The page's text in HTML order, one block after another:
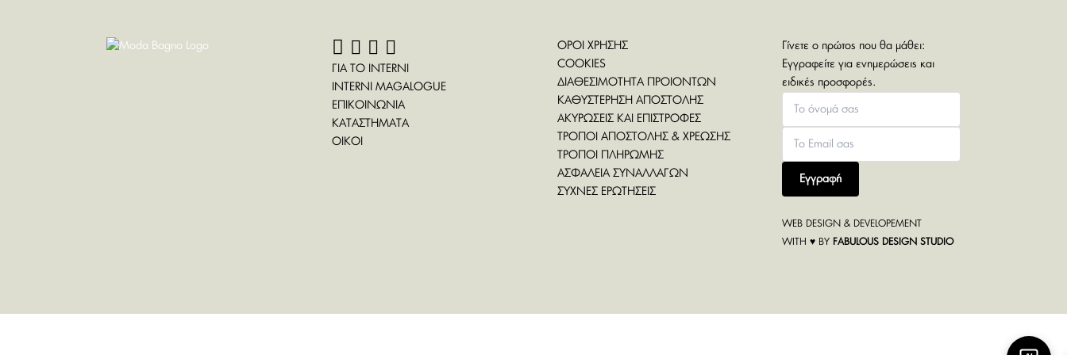
ΓΙΑ ΤΟ INTERNI
INTERNI MAGALOGUE
ΕΠΙΚΟΙΝΩΝΙΑ
ΚΑΤΑΣΤΗΜΑΤΑ
ΟΙΚΟΙ
ΟΡΟΙ ΧΡΗΣΗΣ
COOKIES
ΔΙΑΘΕΣΙΜΟΤΗΤΑ ΠΡΟΙΟΝΤΩΝ
ΚΑΘΥΣΤΕΡΗΣΗ ΑΠΟΣΤΟΛΗΣ
ΑΚΥΡΩΣΕΙΣ ΚΑΙ ΕΠΙΣΤΡΟΦΕΣ
ΤΡΟΠΟΙ ΑΠΟΣΤΟΛΗΣ & ΧΡΕΩΣΗΣ
ΤΡΟΠΟΙ ΠΛΗΡΩΜΗΣ
ΑΣΦΑΛΕΙΑ ΣΥΝΑΛΛΑΓΩΝ
ΣΥΧΝΕΣ ΕΡΩΤΗΣΕΙΣ
Γίνετε ο πρώτος που θα μάθει:
Εγγραφείτε για ενημερώσεις και
ειδικές προσφορές.
Εγγραφή
WEB DESIGN & DEVELOPEMENT
WITH ♥ BY FABULOUS DESIGN STUDIO